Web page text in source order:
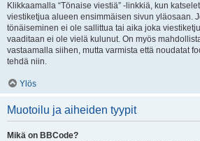
Klikkaamalla “Tönaise viestiä” -linkkiä, kun
viestiketjua alueen ensimmäisen sivun yläosaan.
tönäiseminen ei ole sallittua tai aika joka
vaaditaan ei ole vielä kulunut. On myös
vastaamalla siihen, mutta varmista että noudatat
tehdä niin.
Ylös
Muotoilu ja aiheiden tyypit
Mikä on BBCode?